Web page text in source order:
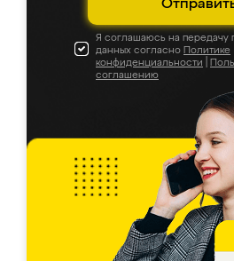
Я соглашаюсь на передачу
данных согласно Политике
конфиденциальности
соглашению